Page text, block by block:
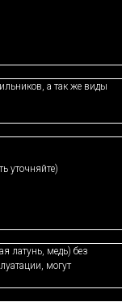
а так же виды
уточняйте)
латунь, медь) без
могут